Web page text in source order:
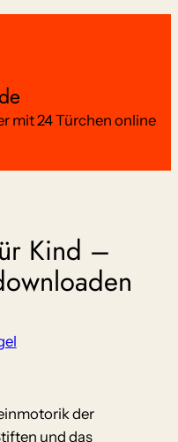
mit 24 Türchen online
Kind –
der
und das